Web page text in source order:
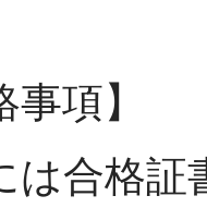
事項】
は合格証